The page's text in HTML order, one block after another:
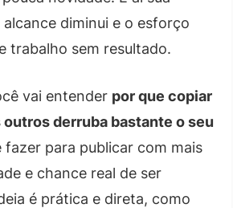
diminui e o esforço
trabalho sem resultado.
vai entender por que copiar
derruba bastante o seu
fazer para publicar com mais
e chance real de ser
é prática e direta, como